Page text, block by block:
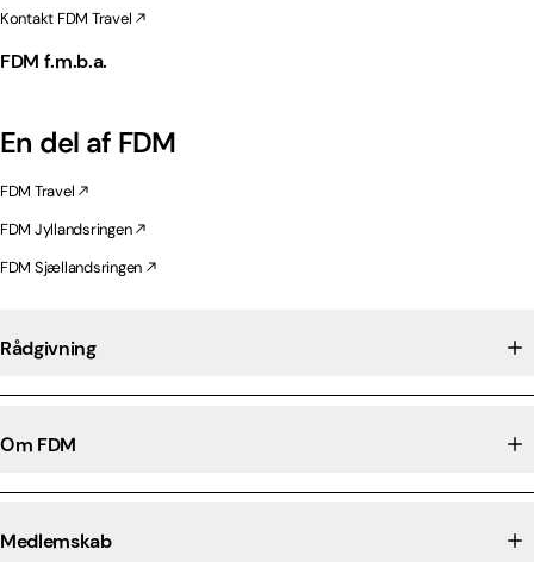
Kontakt FDM Travel
FDM f.m.b.a.
En del af FDM
FDM Travel
FDM Jyllandsringen
FDM Sjællandsringen
Rådgivning
Om FDM
Medlemskab